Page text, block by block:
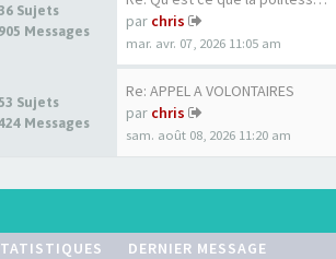
Sujets
Messages
par chris
mar. avr. 07, 2026 11:05 am
Sujets
Messages
Re: APPEL A VOLONTAIRES
par chris
sam. août 08, 2026 11:20 am
DERNIER MESSAGE